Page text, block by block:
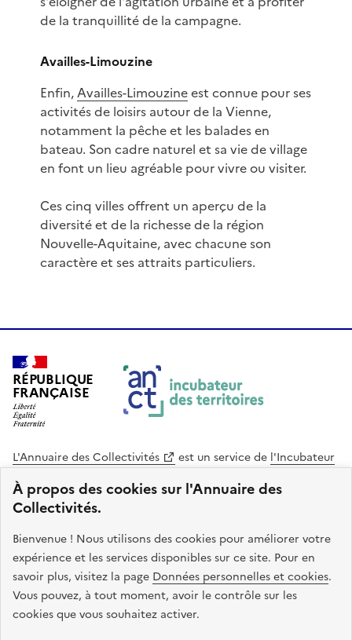
À propos des cookies sur l'Annuaire des
Collectivités.
Bienvenue ! Nous utilisons des cookies pour améliorer votre
expérience et les services disponibles sur ce site. Pour en
savoir plus, visitez la page Données personnelles et cookies.
Vous pouvez, à tout moment, avoir le contrôle sur les
cookies que vous souhaitez activer.
de la tranquillité de la campagne.
Availles-Limouzine
Enfin,Availles-Limouzineest connue pour ses
activités de loisirs autour de la Vienne,
notamment la pêche et les balades en
bateau. Son cadre naturel et sa vie de village
en font un lieu agréable pour vivre ou visiter.
Ces cinq villes offrent un aperçu de la
diversité et de la richesse de la région
Nouvelle-Aquitaine, avec chacune son
caractère et ses attraits particuliers.
RÉPUBLIQUE
FRANÇAISE
L'Annuaire des Collectivités est un service de l'Incubateur
des Territoires
Cohésion des Territoires
. Le code source de ce site web
est disponible en licence libre. Le design de ce site est conçu
avec le système de design de l’État.
legifrance.gouv.fr
info.gouv.fr
service-public.gouv.fr
data.gouv.fr